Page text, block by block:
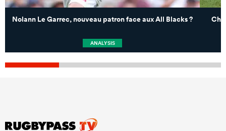
Nolann Le Garrec, nouveau patron face aux All Blacks ?
ANALYSIS